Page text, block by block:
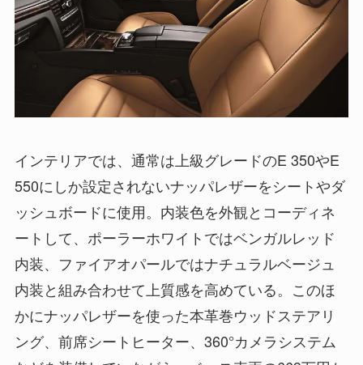
インテリアでは、通常は上級グレードのE 350やE
550にしか設定されないナッパレザーをシートやダ
ッシュボードに使用。内装色を外観とコーディネ
ートして、ポーラーホワイトではベンガルレッド
内装、ファイアオパールではナチュラルベージュ
内装と組み合わせて上質感を高めている。このほ
かにナッパレザーを使った本革巻ウッドステアリ
ング、前席シートヒーター、360°カメラシステム